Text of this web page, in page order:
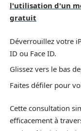
l'utilisation d'un
gratuit
Déverrouillez votre
ID ou Face ID.
Glissez vers le bas
Faites défiler pour
Cette consultation
efficacement à